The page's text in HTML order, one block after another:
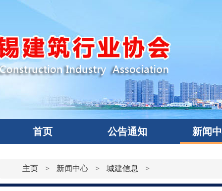
首页 公告通知 新闻
主页 > 新闻中心 > 城建信息 >